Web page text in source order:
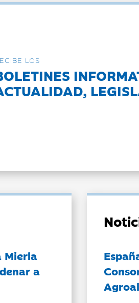
LOS
Mierla
a